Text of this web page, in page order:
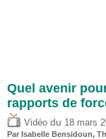
Quel avenir
rapports de
Vidéo du 18 mars
Par Isabelle Bensidoun,